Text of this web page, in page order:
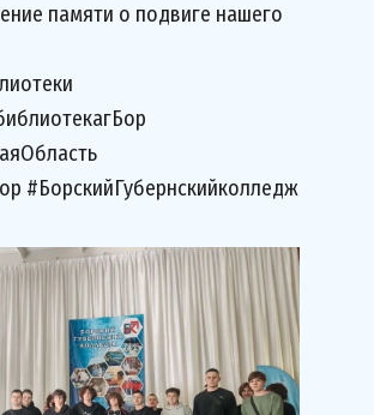
памяти о подвиге нашего
#БорскийГубернскийколледж